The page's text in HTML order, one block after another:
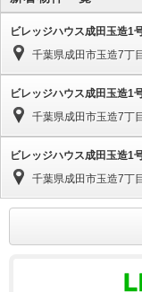
ビレッジハウス成田玉造1
千葉県成田市玉造7丁
ビレッジハウス成田玉造1
千葉県成田市玉造7丁
ビレッジハウス成田玉造1
千葉県成田市玉造7丁